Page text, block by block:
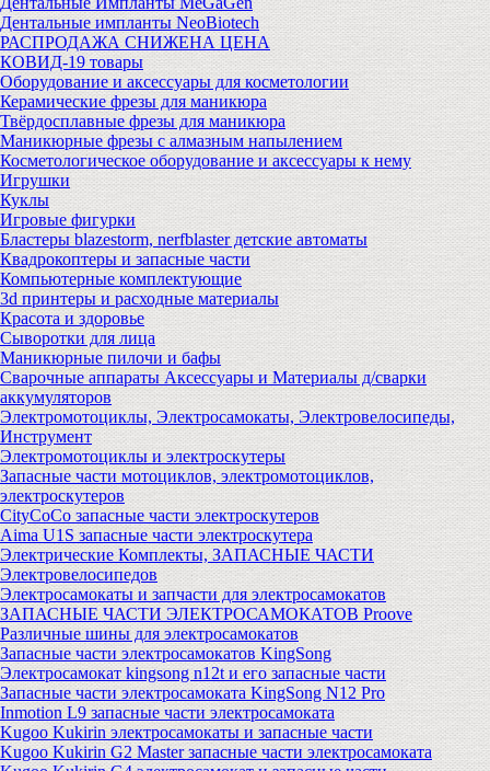
Дентальные импланты NeoBiotech
РАСПРОДАЖА СНИЖЕНА ЦЕНА
КОВИД-19 товары
Оборудование и аксессуары для косметологии
Керамические фрезы для маникюра
Твёрдосплавные фрезы для маникюра
Маникюрные фрезы с алмазным напылением
Косметологическое оборудование и аксессуары к нему
Игрушки
Куклы
Игровые фигурки
Бластеры blazestorm, nerfblaster детские автоматы
Квадрокоптеры и запасные части
Компьютерные комплектующие
3d принтеры и расходные материалы
Красота и здоровье
Сыворотки для лица
Маникюрные пилочи и бафы
Сварочные аппараты Аксессуары и Материалы д/сварки
аккумуляторов
Электромотоциклы, Электросамокаты, Электровелосипеды,
Инструмент
Электромотоциклы и электроскутеры
Запасные части мотоциклов, электромотоциклов,
электроскутеров
CityCoCo запасные части электроскутеров
Aima U1S запасные части электроскутера
Электрические Комплекты, ЗАПАСНЫЕ ЧАСТИ
Электровелосипедов
Электросамокаты и запчасти для электросамокатов
ЗАПАСНЫЕ ЧАСТИ ЭЛЕКТРОСАМОКАТОВ Proove
Различные шины для электросамокатов
Запасные части электросамокатов KingSong
Электросамокат kingsong n12t и его запасные части
Запасные части электросамоката KingSong N12 Pro
Inmotion L9 запасные части электросамоката
Kugoo Kukirin электросамокаты и запасные части
Kugoo Kukirin G2 Master запасные части электросамоката